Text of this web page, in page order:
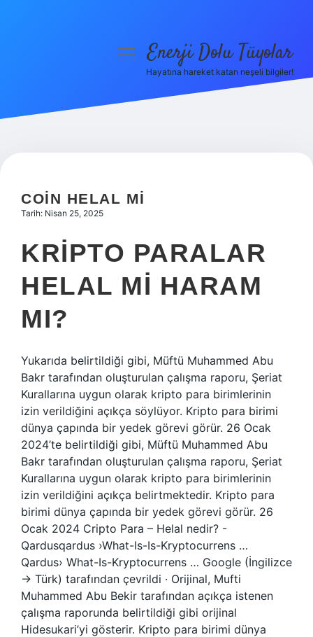
Hakkımızda
menüyüEnerji Dolu Tüyolar
Hayatına hareket katan neşeli bilgiler!
COIN HELAL MI
Tarih: Nisan 25, 2025
KRIPTO PARALAR
HELAL MI HARAM
MI?
Yukarıda belirtildiği gibi, Müftü Muhammed Abu
Bakr tarafından oluşturulan çalışma raporu, Şeriat
Kurallarına uygun olarak kripto para birimlerinin
izin verildiğini açıkça söylüyor. Kripto para birimi
dünya çapında bir yedek görevi görür. 26 Ocak
2024’te belirtildiği gibi, Müftü Muhammed Abu
Bakr tarafından oluşturulan çalışma raporu, Şeriat
Kurallarına uygun olarak kripto para birimlerinin
izin verildiğini açıkça belirtmektedir. Kripto para
birimi dünya çapında bir yedek görevi görür. 26
Ocak 2024 Cripto Para – Helal nedir? -
Qardusqardus ›What-Is-Is-Kryptocurrens …
Qardus› What-Is-Kryptocurrens … Google (İngilizce
→ Türk) tarafından çevrildi · Orijinal, Mufti
Muhammed Abu Bekir tarafından açıkça istenen
çalışma raporunda belirtildiği gibi orijinal
Hidesukari’yi gösterir. Kripto para birimi dünya